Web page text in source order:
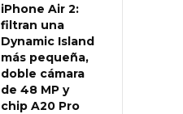
iPhone Air 2:
filtran una
Dynamic Island
más pequeña,
doble cámara
de 48 MP y
chip A20 Pro